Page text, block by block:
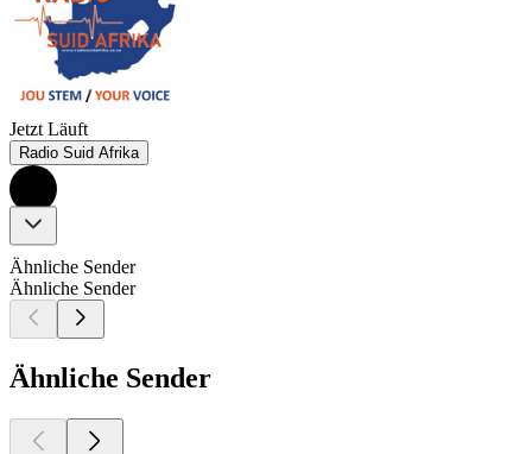
Jetzt Läuft
Radio Suid Afrika
Ähnliche Sender
Ähnliche Sender
Ähnliche Sender